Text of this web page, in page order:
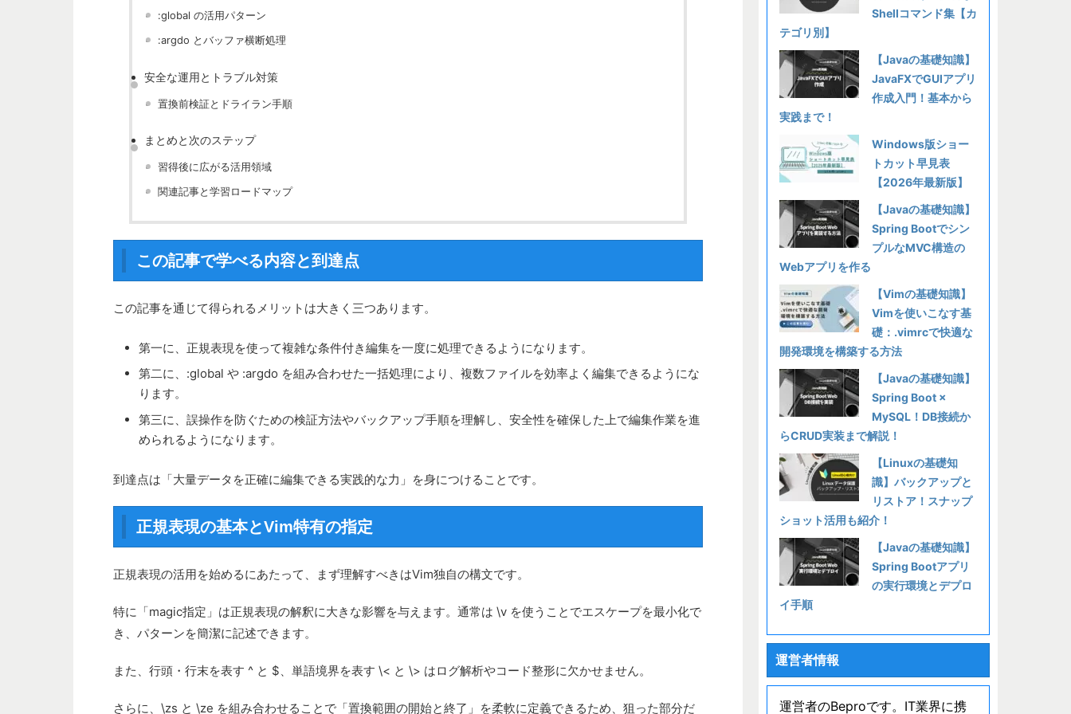
:global の活用パターン
:argdo とバッファ横断処理
安全な運用とトラブル対策
置換前検証とドライラン手順
まとめと次のステップ
習得後に広がる活用領域
関連記事と学習ロードマップ
この記事で学べる内容と到達点
この記事を通じて得られるメリットは大きく三つあります。
第一に、正規表現を使って複雑な条件付き編集を一度に処理できるようになります。
第二に、:global や :argdo を組み合わせた一括処理により、複数ファイルを効率よく編集できるようにな
ります。
第三に、誤操作を防ぐための検証方法やバックアップ手順を理解し、安全性を確保した上で編集作業を進
められるようになります。
到達点は「大量データを正確に編集できる実践的な力」を身につけることです。
正規表現の基本とVim特有の指定
正規表現の活用を始めるにあたって、まず理解すべきはVim独自の構文です。
特に「magic指定」は正規表現の解釈に大きな影響を与えます。通常は \v を使うことでエスケープを最小化で
き、パターンを簡潔に記述できます。
また、行頭・行末を表す ^ と $、単語境界を表す \< と \> はログ解析やコード整形に欠かせません。
さらに、\zs と \ze を組み合わせることで「置換範囲の開始と終了」を柔軟に定義できるため、狙った部分だ
Shellコマンド集【カ
テゴリ別】
【Javaの基礎知識】
JavaFXでGUIアプリ
作成入門！基本から
実践まで！
Windows版ショー
トカット早見表
【2026年最新版】
【Javaの基礎知識】
Spring Bootでシン
プルなMVC構造の
Webアプリを作る
【Vimの基礎知識】
Vimを使いこなす基
礎：.vimrcで快適な
開発環境を構築する方法
【Javaの基礎知識】
Spring Boot ×
MySQL！DB接続か
らCRUD実装まで解説！
【Linuxの基礎知
識】バックアップと
リストア！スナップ
ショット活用も紹介！
【Javaの基礎知識】
Spring Bootアプリ
の実行環境とデプロ
イ手順
運営者情報
運営者のBeproです。IT業界に携